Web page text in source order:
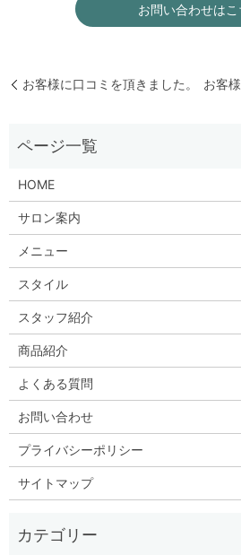
お問い合わせはこ
お客様に口コミを頂きました。 お客
HOME
サロン案内
メニュー
スタイル
スタッフ紹介
商品紹介
よくある質問
お問い合わせ
プライバシーポリシー
サイトマップ